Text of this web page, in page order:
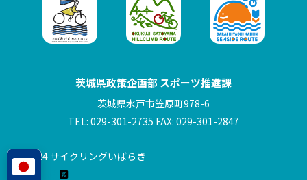
茨城県政策企画部 スポーツ推進課
茨城県水戸市笠原町978-6
TEL: 029-301-2735 FAX: 029-301-2847
© 2024 サイクリングいばらき